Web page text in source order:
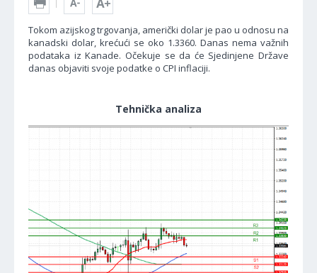
Tokom azijskog trgovanja, američki dolar je pao u odnosu na
kanadski dolar, krećući se oko 1.3360. Danas nema važnih
podataka iz Kanade. Očekuje se da će Sjedinjene Države
danas objaviti svoje podatke o CPI inflaciji.
Tehnička analiza